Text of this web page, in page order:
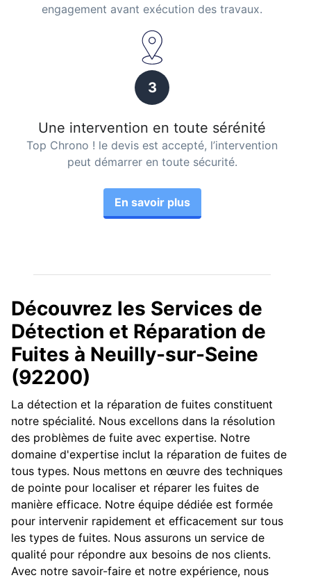
engagement avant exécution des travaux.
3
Une intervention en toute sérénité
Top Chrono ! le devis est accepté, l’intervention
peut démarrer en toute sécurité.
En savoir plus
Découvrez les Services de
Détection et Réparation de
Fuites à Neuilly-sur-Seine
(92200)
La détection et la réparation de fuites constituent
notre spécialité. Nous excellons dans la résolution
des problèmes de fuite avec expertise. Notre
domaine d'expertise inclut la réparation de fuites de
tous types. Nous mettons en œuvre des techniques
de pointe pour localiser et réparer les fuites de
manière efficace. Notre équipe dédiée est formée
pour intervenir rapidement et efficacement sur tous
les types de fuites. Nous assurons un service de
qualité pour répondre aux besoins de nos clients.
Avec notre savoir-faire et notre expérience, nous